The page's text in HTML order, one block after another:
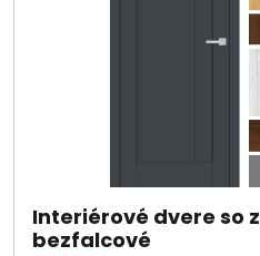
Interiérové dvere so
bezfalcové